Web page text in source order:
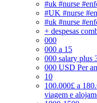
#uk #nurse
#UK #nurse
#uk #nurse
+ despesas
000
000 a 15
000 salary plus
000 USD Per
10
100.000£ a
viagem e